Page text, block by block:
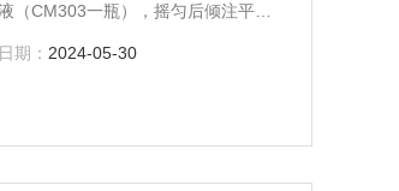
CM303一瓶），摇匀后倾注平板
期： 2024-05-30